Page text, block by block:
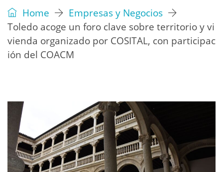
Home
Empresas y Negocios
Toledo acoge un foro clave sobre territorio y vi
vienda organizado por COSITAL, con participac
ión del COACM